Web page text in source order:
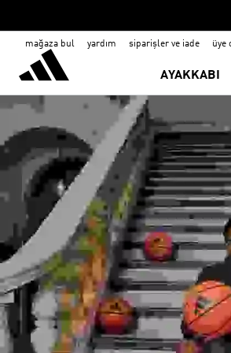
mağaza bul yardım siparişler ve iade üye
AYAKKABI